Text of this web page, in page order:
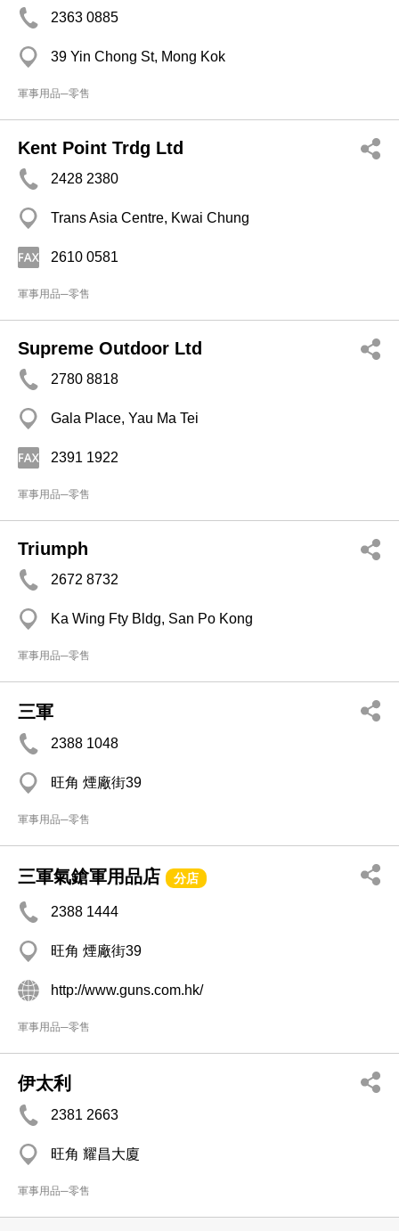
2363 0885
39 Yin Chong St, Mong Kok
軍事用品─零售
Kent Point Trdg Ltd
2428 2380
Trans Asia Centre, Kwai Chung
2610 0581
軍事用品─零售
Supreme Outdoor Ltd
2780 8818
Gala Place, Yau Ma Tei
2391 1922
軍事用品─零售
Triumph
2672 8732
Ka Wing Fty Bldg, San Po Kong
軍事用品─零售
三軍
2388 1048
旺角 煙廠街39
軍事用品─零售
三軍氣鎗軍用品店 分店
2388 1444
旺角 煙廠街39
http://www.guns.com.hk/
軍事用品─零售
伊太利
2381 2663
旺角 耀昌大廈
軍事用品─零售